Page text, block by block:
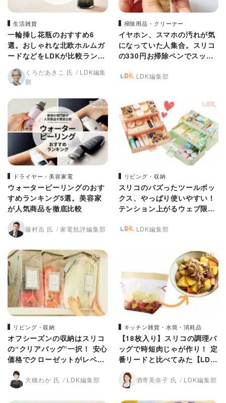
生活雑貨
一輪挿し花瓶のおすすめ6
選。おしゃれな北欧ホルムガ
ードなどをLDKが比較ランキ
ング
くろだあきこ 氏
LDK編集
部
掃除用品・クリーナー
イヤホン、スマホの汚れが気
になっていた人集合。スリコ
の330円お掃除ペンでスッキ
LDK編集部
ドライヤー・美容家電
ウォーターピーリングのおす
すめランキング5選。美容家
が人気商品を徹底比較
藤村岳 氏 家電批評編集部
リビング・収納
スリコのバズったツールボッ
クス、やっぱり使いやすい！
テンション上がるウェブ限定
LDK編集部
リビング・収納
オフシーズンの収納はスリコ
の“クリアバッグ”一択！ 安心
価格でクローゼットがレベル
アップしちゃった【LDK】
大橋わか 氏 LDK編集部
キッチン雑貨・水筒・消耗品
【18枚入り】スリコの調理バ
ッグで時短肉じゃが作り！ 定
番リードと比べてみた【LD
K】
酒寄美奈子 氏 LDK編集部